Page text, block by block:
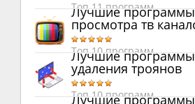
Топ 11 программ
Лучшие
просмотра тв
Топ 10 программ
Лучшие
удаления троянов
Топ 10 программ
Лучшие программы